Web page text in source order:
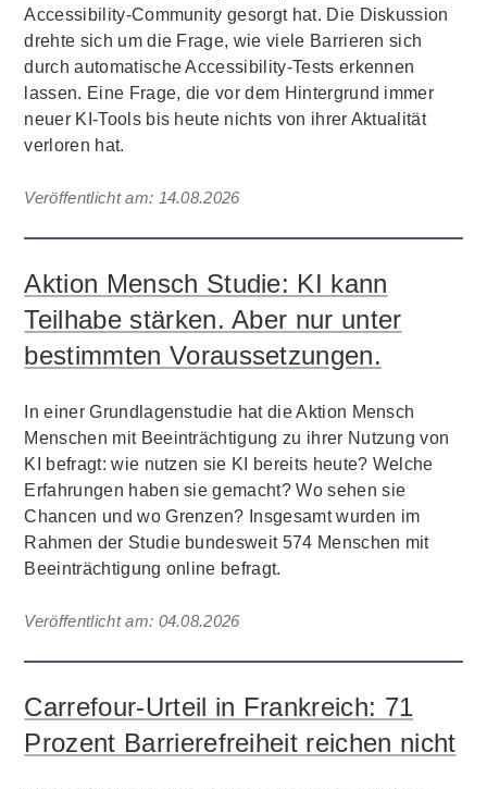
Accessibility-Community gesorgt hat. Die Diskussion
drehte sich um die Frage, wie viele Barrieren sich
durch automatische Accessibility-Tests erkennen
lassen. Eine Frage, die vor dem Hintergrund immer
neuer KI-Tools bis heute nichts von ihrer Aktualität
verloren hat.
Veröffentlicht am: 14.08.2026
Aktion Mensch Studie: KI kann
Teilhabe stärken. Aber nur unter
bestimmten Voraussetzungen.
In einer Grundlagenstudie hat die Aktion Mensch
Menschen mit Beeinträchtigung zu ihrer Nutzung von
KI befragt: wie nutzen sie KI bereits heute? Welche
Erfahrungen haben sie gemacht? Wo sehen sie
Chancen und wo Grenzen? Insgesamt wurden im
Rahmen der Studie bundesweit 574 Menschen mit
Beeinträchtigung online befragt.
Veröffentlicht am: 04.08.2026
Carrefour-Urteil in Frankreich: 71
Prozent Barrierefreiheit reichen nicht